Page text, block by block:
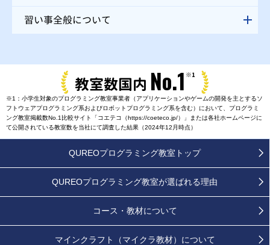
習い事全般について
教室数国内 No.1 ※1
※1：小学生対象のプログラミング教室事業者（アプリケーションやゲームの開発を主とするソ
フトウェアプログラミング系およびロボットプログラミング系を含む）において、プログラミ
ング教室掲載数No.1比較サイト「コエテコ（https://coeteco.jp/）」または各社ホームページに
て公開されている教室数を当社にて調査した結果（2024年12月時点）
QUREOプログラミング教室トップ
QUREOプログラミング教室が選ばれる理由
コース・教材について
マインクラフト（マイクラ教材）について